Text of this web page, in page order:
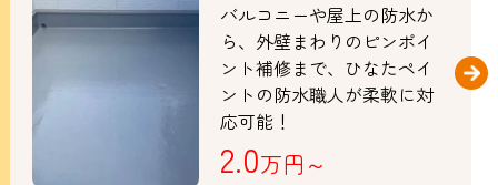
バルコニーや屋上の防水か
ら、外壁まわりのピンポイ
ント補修まで、ひなたペイ
ントの防水職人が柔軟に対
応可能！
2.0万円～